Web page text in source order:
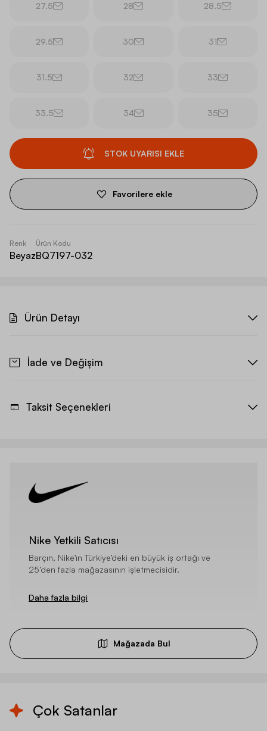
27.5 28 28.5
29.5 30 31
31.5 32 33
33.5 34 35
STOK UYARISI EKLE
Favorilere ekle
Renk
Beyaz
Ürün Kodu
BQ7197-032
Ürün Detayı
İade ve Değişim
Taksit Seçenekleri
Nike Yetkili Satıcısı
Barçın, Nike’ın Türkiye’deki en büyük iş ortağı ve
25’den fazla mağazasının işletmecisidir.
Daha fazla bilgi
Mağazada Bul
Çok Satanlar